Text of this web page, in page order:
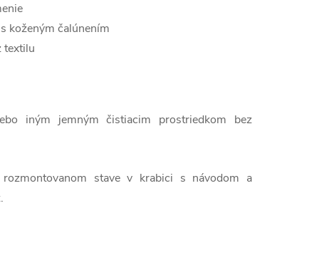
koženým čalúnením
textilu
iným jemným čistiacim prostriedkom bez
stave v krabici s návodom a